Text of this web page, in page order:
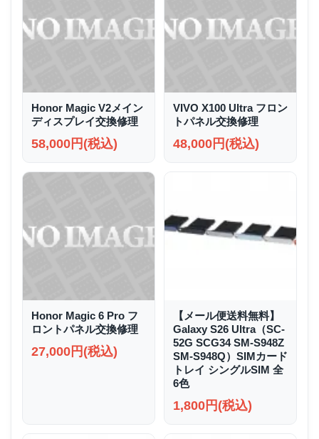
Honor Magic V2メイン
ディスプレイ交換修理
58,000円(税込)
VIVO X100 Ultra フロン
トパネル交換修理
48,000円(税込)
Honor Magic 6 Pro フ
ロントパネル交換修理
27,000円(税込)
【メール便送料無料】
Galaxy S26 Ultra（SC-
52G SCG34 SM-S948Z
SM-S948Q）SIMカード
トレイ シングルSIM 全
6色
1,800円(税込)